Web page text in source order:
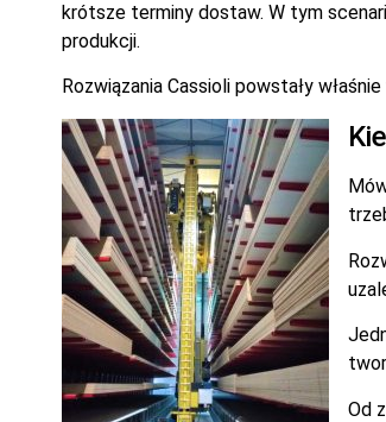
krótsze terminy dostaw. W tym
produkcji.
Rozwiązania Cassioli powstały
Od